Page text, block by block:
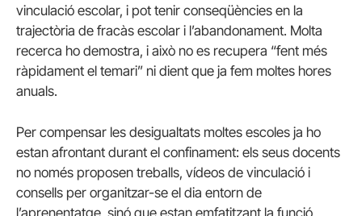
vinculació escolar, i pot tenir conseqüències en la
trajectòria de fracàs escolar i l’abandonament. Molta
recerca ho demostra, i això no es recupera “fent més
ràpidament el temari” ni dient que ja fem moltes hores
anuals.
Per compensar les desigualtats moltes escoles ja ho
estan afrontant durant el confinament: els seus docents
no només proposen treballs, vídeos de vinculació i
consells per organitzar-se el dia entorn de